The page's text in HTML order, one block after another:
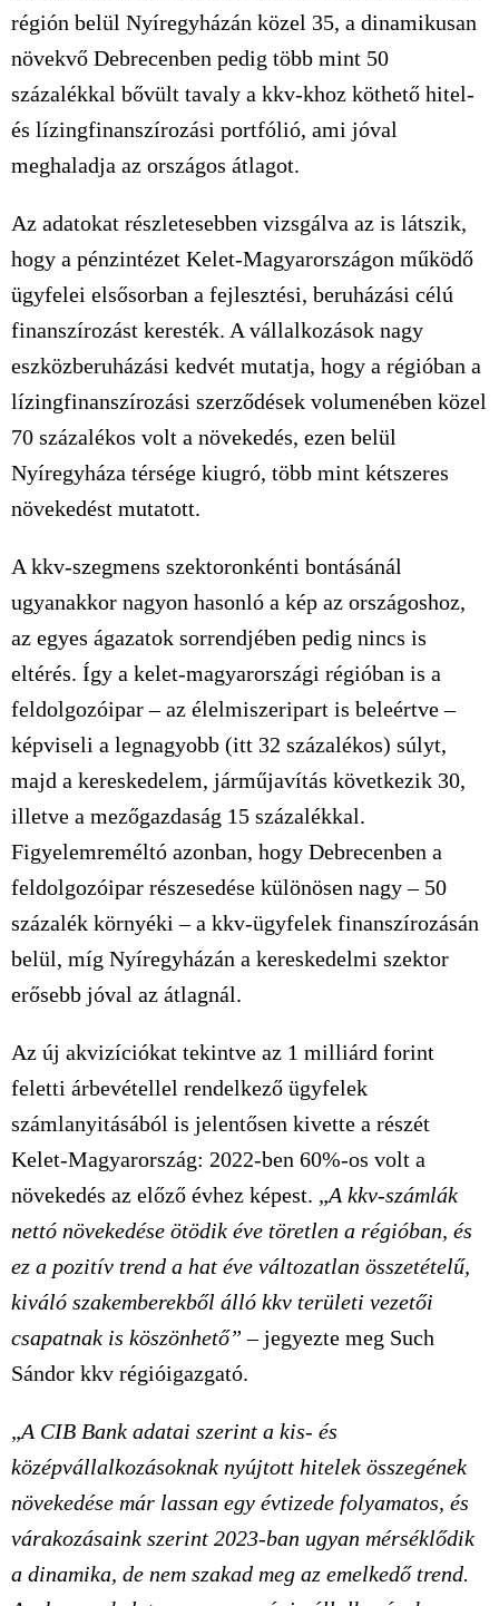
régión belül Nyíregyházán közel 35, a dinamikusan
növekvő Debrecenben pedig több mint 50
százalékkal bővült tavaly a kkv-khoz köthető hitel-
és lízingfinanszírozási portfólió, ami jóval
meghaladja az országos átlagot.
Az adatokat részletesebben vizsgálva az is látszik,
hogy a pénzintézet Kelet-Magyarországon működő
ügyfelei elsősorban a fejlesztési, beruházási célú
finanszírozást keresték. A vállalkozások nagy
eszközberuházási kedvét mutatja, hogy a régióban a
lízingfinanszírozási szerződések volumenében közel
70 százalékos volt a növekedés, ezen belül
Nyíregyháza térsége kiugró, több mint kétszeres
növekedést mutatott.
A kkv-szegmens szektoronkénti bontásánál
ugyanakkor nagyon hasonló a kép az országoshoz,
az egyes ágazatok sorrendjében pedig nincs is
eltérés. Így a kelet-magyarországi régióban is a
feldolgozóipar – az élelmiszeripart is beleértve –
képviseli a legnagyobb (itt 32 százalékos) súlyt,
majd a kereskedelem, járműjavítás következik 30,
illetve a mezőgazdaság 15 százalékkal.
Figyelemreméltó azonban, hogy Debrecenben a
feldolgozóipar részesedése különösen nagy – 50
százalék környéki – a kkv-ügyfelek finanszírozásán
belül, míg Nyíregyházán a kereskedelmi szektor
erősebb jóval az átlagnál.
Az új akvizíciókat tekintve az 1 milliárd forint
feletti árbevétellel rendelkező ügyfelek
számlanyitásából is jelentősen kivette a részét
Kelet-Magyarország: 2022-ben 60%-os volt a
növekedés az előző évhez képest. „A kkv-számlák
nettó növekedése ötödik éve töretlen a régióban, és
ez a pozitív trend a hat éve változatlan összetételű,
kiváló szakemberekből álló kkv területi vezetői
csapatnak is köszönhető” – jegyezte meg Such
Sándor kkv régióigazgató.
„A CIB Bank adatai szerint a kis- és
középvállalkozásoknak nyújtott hitelek összegének
növekedése már lassan egy évtizede folyamatos, és
várakozásaink szerint 2023-ban ugyan mérséklődik
a dinamika, de nem szakad meg az emelkedő trend.